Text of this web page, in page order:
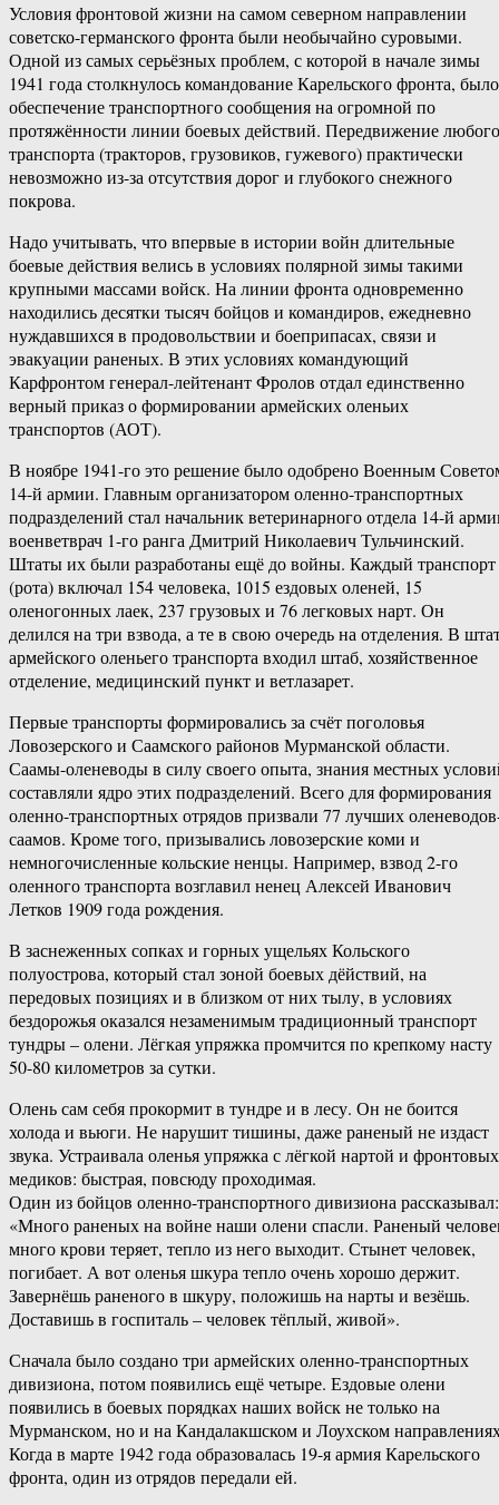
Условия фронтовой жизни на самом северном направлении
советско-германского фронта были необычайно суровыми.
Одной из самых серьёзных проблем, с которой в начале зимы
1941 года столкнулось командование Карельского фронта, было
обеспечение транспортного сообщения на огромной по
протяжённости линии боевых действий. Передвижение любого
транспорта (тракторов, грузовиков, гужевого) практически
невозможно из-за отсутствия дорог и глубокого снежного
покрова.
Надо учитывать, что впервые в истории войн длительные
боевые действия велись в условиях полярной зимы такими
крупными массами войск. На линии фронта одновременно
находились десятки тысяч бойцов и командиров, ежедневно
нуждавшихся в продовольствии и боеприпасах, связи и
эвакуации раненых. В этих условиях командующий
Карфронтом генерал-лейтенант Фролов отдал единственно
верный приказ о формировании армейских оленьих
транспортов (АОТ).
В ноябре 1941-го это решение было одобрено Военным
14-й армии. Главным организатором оленно-транспортных
подразделений стал начальник ветеринарного отдела 14-й
военветврач 1-го ранга Дмитрий Николаевич Тульчинский.
Штаты их были разработаны ещё до войны. Каждый транспорт
(рота) включал 154 человека, 1015 ездовых оленей, 15
оленогонных лаек, 237 грузовых и 76 легковых нарт. Он
делился на три взвода, а те в свою очередь на отделения. В
армейского оленьего транспорта входил штаб, хозяйственное
отделение, медицинский пункт и ветлазарет.
Первые транспорты формировались за счёт поголовья
Ловозерского и Саамского районов Мурманской области.
Саамы-оленеводы в силу своего опыта, знания местных
составляли ядро этих подразделений. Всего для формирования
оленно-транспортных отрядов призвали 77 лучших
саамов. Кроме того, призывались ловозерские коми и
немногочисленные кольские ненцы. Например, взвод 2-го
оленного транспорта возглавил ненец Алексей Иванович
Летков 1909 года рождения.
В заснеженных сопках и горных ущельях Кольского
полуострова, который стал зоной боевых дёйствий, на
передовых позициях и в близком от них тылу, в условиях
бездорожья оказался незаменимым традиционный транспорт
тундры – олени. Лёгкая упряжка промчится по крепкому насту
50-80 километров за сутки.
Олень сам себя прокормит в тундре и в лесу. Он не боится
холода и вьюги. Не нарушит тишины, даже раненый не издаст
звука. Устраивала оленья упряжка с лёгкой нартой и фронтовых
медиков: быстрая, повсюду проходимая.
Один из бойцов оленно-транспортного дивизиона рассказывал:
«Много раненых на войне наши олени спасли. Раненый
много крови теряет, тепло из него выходит. Стынет человек,
погибает. А вот оленья шкура тепло очень хорошо держит.
Завернёшь раненого в шкуру, положишь на нарты и везёшь.
Доставишь в госпиталь – человек тёплый, живой».
Сначала было создано три армейских оленно-транспортных
дивизиона, потом появились ещё четыре. Ездовые олени
появились в боевых порядках наших войск не только на
Мурманском, но и на Кандалакшском и Лоухском
Когда в марте 1942 года образовалась 19-я армия Карельского
фронта, один из отрядов передали ей.